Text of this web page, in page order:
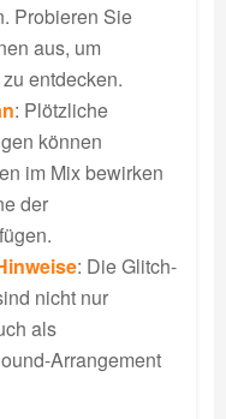
Probieren Sie
aus, um
entdecken.
: Plötzliche
können
im Mix bewirken
der
: Die Glitch-
nicht nur
als
Arrangement